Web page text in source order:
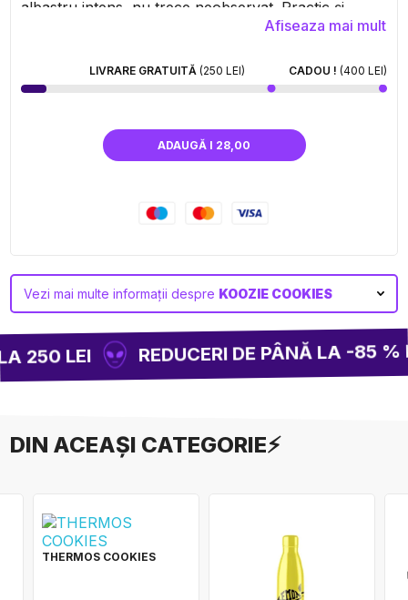
albastru intens, nu trece neobservat. Practic și
elegant, te însoțește în momentele tale de relaxation,
Cookies, fiecare detaliu este conceput pentru a
îmbina utilitatea cu estetica.
Afiseaza mai mult
LIVRARE GRATUITĂ(250 LEI) CADOU ! (400 LEI)
ADAUGĂ I 28,00
Vezi mai multe informații despre KOOZIE COOKIES
250 LEI REDUCERI DE PÂNĂ LA -85 %
DIN ACEAȘI CATEGORIE⚡
THERMOS COOKIES